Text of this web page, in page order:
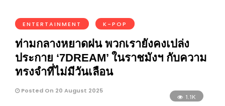
ENTERTAINMENT K-POP
ท่ามกลางหยาดฝน พวกเรายังคงเปล่ง
ประกาย ‘7DREAM’ ในราชมังฯ กับความ
ทรงจำที่ไม่มีวันเลือน
Posted On 20 August 2025
1.1K